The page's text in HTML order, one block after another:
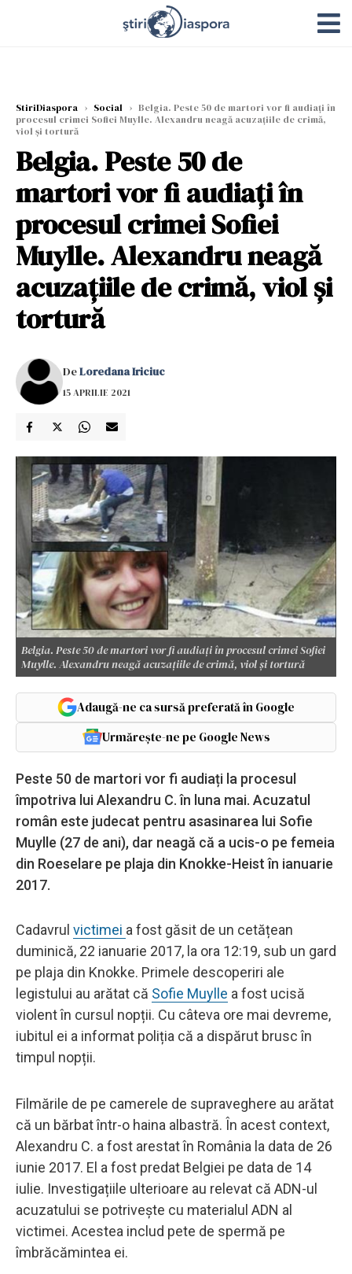
StiriDiaspora › Social › Belgia. Peste 50 de martori vor fi audiați în
procesul crimei Sofiei Muylle. Alexandru neagă acuzațiile de crimă,
viol și tortură
Belgia. Peste 50 de
martori vor fi audiați în
procesul crimei Sofiei
Muylle. Alexandru neagă
acuzațiile de crimă, viol și
tortură
DeLoredana Iriciuc
15 APRILIE 2021
Belgia. Peste 50 de martori vor fi audiați în procesul crimei Sofiei
Muylle. Alexandru neagă acuzațiile de crimă, viol și tortură
Adaugă-ne ca sursă preferată în Google
Urmărește-ne pe Google News
Peste 50 de martori vor fi audiați la procesul
împotriva lui Alexandru C. în luna mai. Acuzatul
român este judecat pentru asasinarea lui Sofie
Muylle (27 de ani), dar neagă că a ucis-o pe femeia
din Roeselare pe plaja din Knokke-Heist în ianuarie
2017.
Cadavrul victimei a fost găsit de un cetățean
duminică, 22 ianuarie 2017, la ora 12:19, sub un gard
pe plaja din Knokke. Primele descoperiri ale
legistului au arătat că Sofie Muylle a fost ucisă
violent în cursul nopții. Cu câteva ore mai devreme,
iubitul ei a informat poliția că a dispărut brusc în
timpul nopții.
Filmările de pe camerele de supraveghere au arătat
că un bărbat într-o haina albastră. În acest context,
Alexandru C. a fost arestat în România la data de 26
iunie 2017. El a fost predat Belgiei pe data de 14
iulie. Investigațiile ulterioare au relevat că ADN-ul
acuzatului se potrivește cu materialul ADN al
victimei. Acestea includ pete de spermă pe
îmbrăcămintea ei.